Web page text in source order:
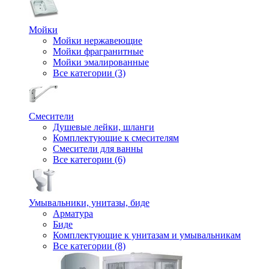
Мойки
Мойки нержавеющие
Мойки фрагранитные
Мойки эмалированные
Все категории (3)
Смесители
Душевые лейки, шланги
Комплектующие к смесителям
Смесители для ванны
Все категории (6)
Умывальники, унитазы, биде
Арматура
Биде
Комплектующие к унитазам и умывальникам
Все категории (8)